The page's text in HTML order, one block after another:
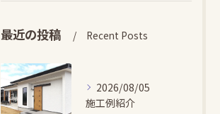
最近の投稿 Recent Posts
2026/08/05
施工例紹介